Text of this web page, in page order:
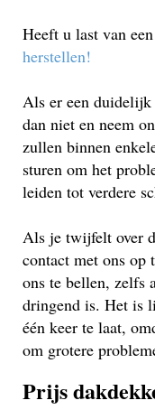
Heeft u last van
herstellen!
Als er een duidelijk
dan niet en neem
zullen binnen
sturen om het
leiden tot verdere
Als je twijfelt over
contact met ons op
ons te bellen, zelfs
dringend is. Het is
één keer te laat,
om grotere
Prijs